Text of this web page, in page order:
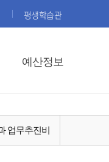
평생학습관
예산정보
업무추진비